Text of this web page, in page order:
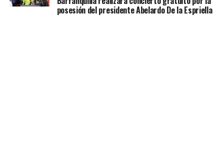
posesión del presidente Abelardo De la Espriella